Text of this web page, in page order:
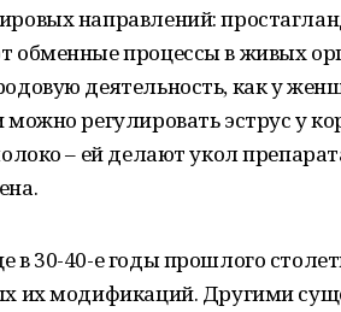
направлений:
обменные процессы в живых
деятельность, как у
регулировать эструс у
– ей делают укол
30-40-е годы прошлого
их модификаций. Другими